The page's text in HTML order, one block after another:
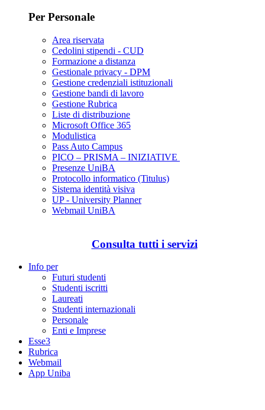
Per Personale
Area riservata
Cedolini stipendi - CUD
Formazione a distanza
Gestionale privacy - DPM
Gestione credenziali istituzionali
Gestione bandi di lavoro
Gestione Rubrica
Liste di distribuzione
Microsoft Office 365
Modulistica
Pass Auto Campus
PICO – PRISMA – INIZIATIVE
Presenze UniBA
Protocollo informatico (Titulus)
Sistema identità visiva
UP - University Planner
Webmail UniBA
Consulta tutti i servizi
Info per
Futuri studenti
Studenti iscritti
Laureati
Studenti internazionali
Personale
Enti e Imprese
Esse3
Rubrica
Webmail
App Uniba